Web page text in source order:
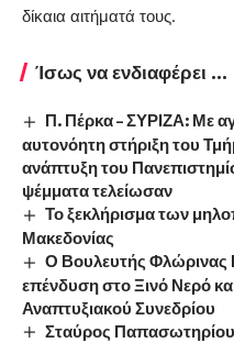
δίκαια αιτήματά τους.
Ίσως να ενδιαφέρει ...
Π. Πέρκα – ΣΥΡΙΖΑ: Με
αυτονόητη στήριξη του
ανάπτυξη του
ψέμματα τελείωσαν
Το ξεκλήρισμα των
Μακεδονίας
Ο Βουλευτής Φλώρινας
επένδυση στο Ξινό Νερό και
Αναπτυξιακού Συνεδρίου
Σταύρος